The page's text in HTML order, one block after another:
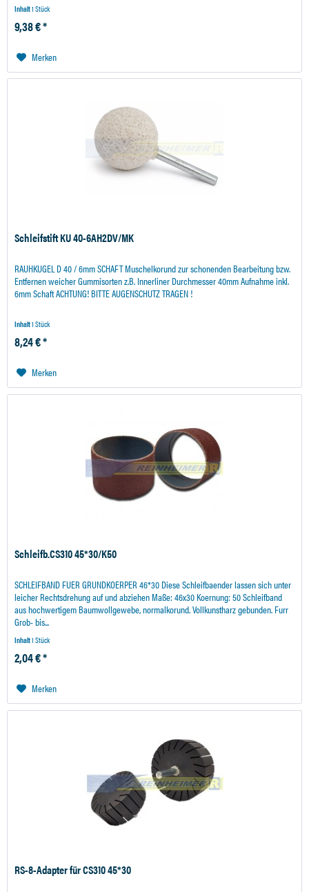
Inhalt1 Stück
9,38 € *
Merken
Schleifstift KU 40-6AH2DV/MK
RAUHKUGEL D 40 / 6mm SCHAFT Muschelkorund zur schonenden Bearbeitung bzw.
Entfernen weicher Gummisorten z.B. Innerliner Durchmesser 40mm Aufnahme inkl.
6mm Schaft ACHTUNG! BITTE AUGENSCHUTZ TRAGEN !
Inhalt1 Stück
8,24 € *
Merken
Schleifb.CS310 45*30/K50
SCHLEIFBAND FUER GRUNDKOERPER 46*30 Diese Schleifbaender lassen sich unter
leicher Rechtsdrehung auf und abziehen Maße: 46x30 Koernung: 50 Schleifband
aus hochwertigem Baumwollgewebe, normalkorund. Vollkunstharz gebunden. Furr
Grob- bis...
Inhalt1 Stück
2,04 € *
Merken
RS-8-Adapter für CS310 45*30